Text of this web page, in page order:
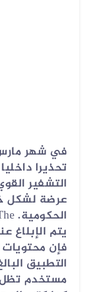
في شهر
تحذيرا
التشفير
عرضة لشكل
الحكومية.
يتم
فإن
التطبيق البالغ
مستخدم تظل